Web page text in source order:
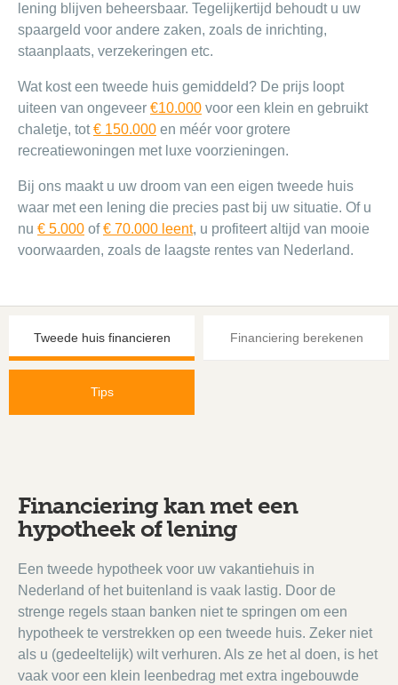
lening blijven beheersbaar. Tegelijkertijd behoudt u uw
spaargeld voor andere zaken, zoals de inrichting,
staanplaats, verzekeringen etc.
Wat kost een tweede huis gemiddeld? De prijs loopt
uiteen van ongeveer €10.000 voor een klein en gebruikt
chaletje, tot€ 150.000 en méér voor grotere
recreatiewoningen met luxe voorzieningen.
Bij ons maakt u uw droom van een eigen tweede huis
waar met een lening die precies past bij uw situatie. Of u
nu € 5.000 of€ 70.000 leent, u profiteert altijd van mooie
voorwaarden, zoals de laagste rentes van Nederland.
Tweede huis financieren Financiering berekenen
Tips
Financiering kan met een
hypotheek of lening
Een tweede hypotheek voor uw vakantiehuis in
Nederland of het buitenland is vaak lastig. Door de
strenge regels staan banken niet te springen om een
hypotheek te verstrekken op een tweede huis. Zeker niet
als u (gedeeltelijk) wilt verhuren. Als ze het al doen, is het
vaak voor een klein leenbedrag met extra ingebouwde